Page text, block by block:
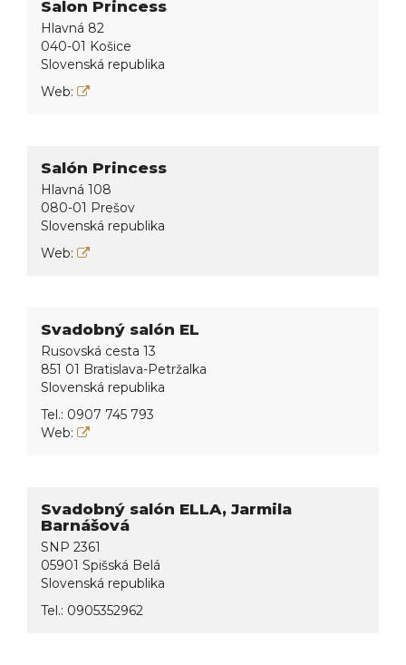
Salon Princess
Hlavná 82
040-01 Košice
Slovenská republika
Web:
Salón Princess
Hlavná 108
080-01 Prešov
Slovenská republika
Web:
Svadobný salón EL
Rusovská cesta 13
851 01 Bratislava-Petržalka
Slovenská republika
Tel.: 0907 745 793
Web:
Svadobný salón ELLA, Jarmila
Barnášová
SNP 2361
05901 Spišská Belá
Slovenská republika
Tel.: 0905352962